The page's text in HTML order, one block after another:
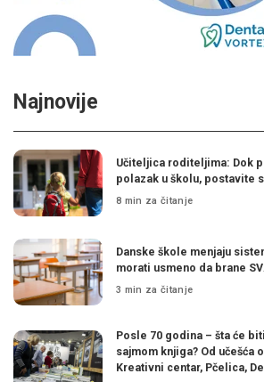
Najnovije
Učiteljica roditeljima: Dok
polazak u školu, postavite
8 min za čitanje
Danske škole menjaju
morati usmeno da brane
3 min za čitanje
Posle 70 godina – šta će
sajmom knjiga? Od učešća
Kreativni centar, Pčelica,